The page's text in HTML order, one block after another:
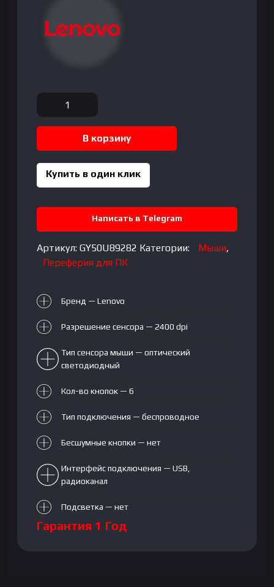
Количество
товара
Lenovo
Media
Mouse
В корзину
Купить в один клик
Написать в Telegram
Артикул:GY50U89282 Категории: Мыши,
Переферия для ПК
Бренд — Lenovo
Разрешение сенсора — 2400 dpi
Тип сенсора мыши — оптический
светодиодный
Кол-во кнопок — 6
Тип подключения — беспроводное
Бесшумные кнопки — нет
Интерфейс подключения — USB,
радиоканал
Подсветка — нет
Гарантия 1 Год